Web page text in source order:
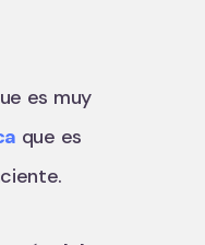
es muy
que es